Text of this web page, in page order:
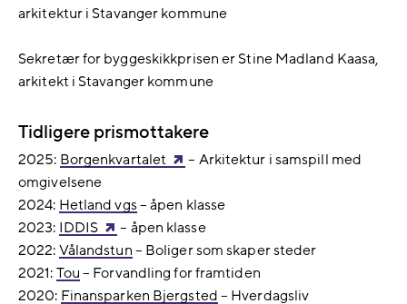
arkitektur i Stavanger kommune
Sekretær for byggeskikkprisen er Stine Madland Kaasa,
arkitekt i Stavanger kommune
Tidligere prismottakere
2025: Borgenkvartalet
– Arkitektur i samspill med
omgivelsene
2024: Hetland vgs– åpen klasse
2023: IDDIS
– åpen klasse
2022: Vålandstun – Boliger som skaper steder
2021: Tou – Forvandling for framtiden
2020: Finansparken Bjergsted – Hverdagsliv